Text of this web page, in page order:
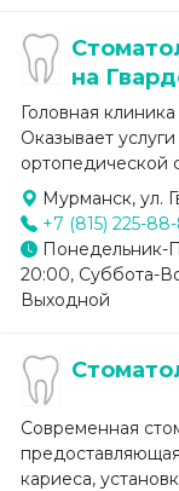
на
Головная
Оказывает
ортопедической
Мурманск, ул.
+7 (815) 225-
Понедельник-
20:00, Суббота-
Выходной
Современная
кариеса,